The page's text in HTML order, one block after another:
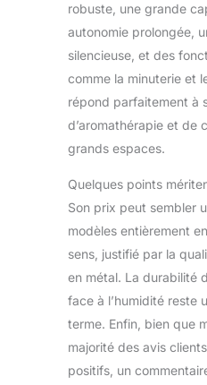
robuste, une grande
autonomie prolongée,
silencieuse, et des
comme la minuterie et
répond parfaitement à
d’aromathérapie et de
grands espaces.
Quelques points
Son prix peut sembler
modèles entièrement
sens, justifié par la
en métal. La durabilité
face à l’humidité reste
terme. Enfin, bien que
majorité des avis
positifs, un